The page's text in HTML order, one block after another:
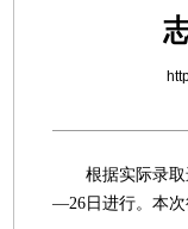
根据实际录取进
—26日进行。本次